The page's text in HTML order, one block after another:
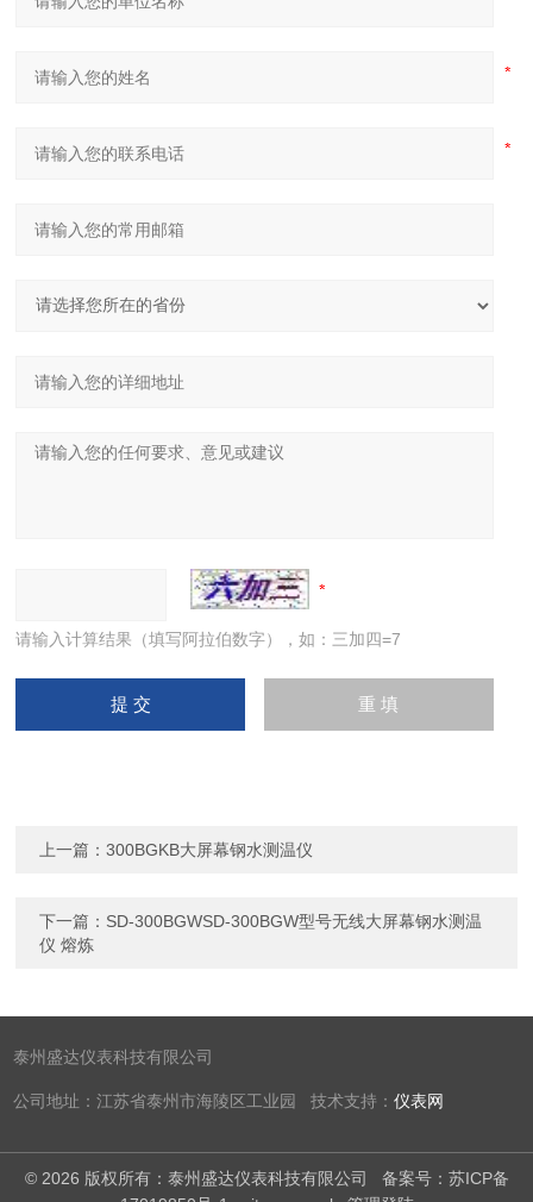
请输入计算结果（填写阿拉伯数字），如：三加四=7
上一篇：300BGKB大屏幕钢水测温仪
下一篇： SD-300BGWSD-300BGW型号无线大屏幕钢水测温
仪 熔炼
泰州盛达仪表科技有限公司
公司地址：江苏省泰州市海陵区工业园 技术支持：仪表网
© 2026 版权所有：泰州盛达仪表科技有限公司 备案号：苏ICP备